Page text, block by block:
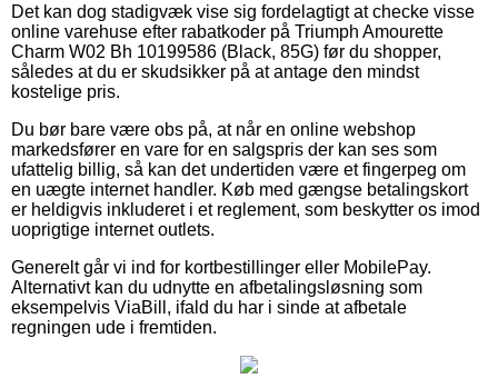
Det kan dog stadigvæk vise sig fordelagtigt at checke visse
online varehuse efter rabatkoder på Triumph Amourette
Charm W02 Bh 10199586 (Black, 85G) før du shopper,
således at du er skudsikker på at antage den mindst
kostelige pris.
Du bør bare være obs på, at når en online webshop
markedsfører en vare for en salgspris der kan ses som
ufattelig billig, så kan det undertiden være et fingerpeg om
en uægte internet handler. Køb med gængse betalingskort
er heldigvis inkluderet i et reglement, som beskytter os imod
uoprigtige internet outlets.
Generelt går vi ind for kortbestillinger eller MobilePay.
Alternativt kan du udnytte en afbetalingsløsning som
eksempelvis ViaBill, ifald du har i sinde at afbetale
regningen ude i fremtiden.